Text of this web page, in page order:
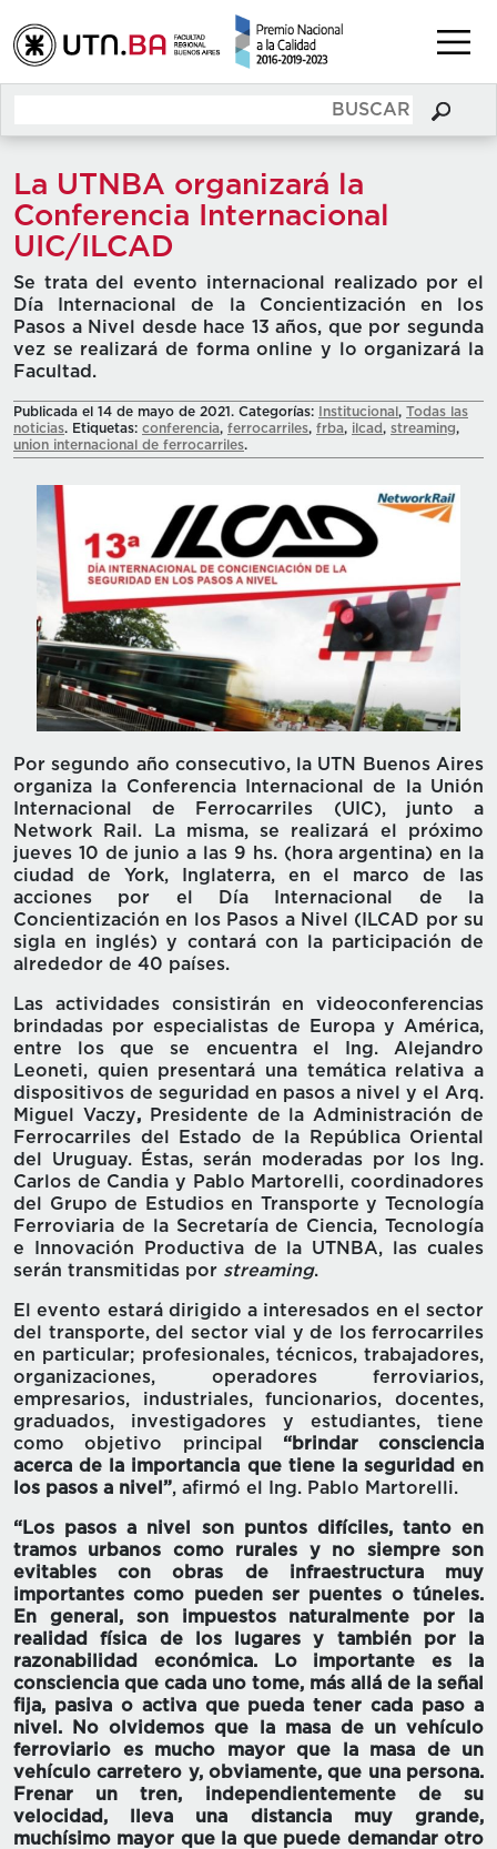
La UTNBA organizará la
Conferencia Internacional
UIC/ILCAD
Se trata del evento internacional realizado por el
Día Internacional de la Concientización en los
Pasos a Nivel desde hace 13 años, que por segunda
vez se realizará de forma online y lo organizará la
Facultad.
Publicada el 14 de mayo de 2021. Categorías: Institucional , Todas las
noticias. Etiquetas: conferencia, ferrocarriles, frba, ilcad, streaming,
union internacional de ferrocarriles.
Por segundo año consecutivo, la UTN Buenos Aires
organiza la Conferencia Internacional de la Unión
Internacional de Ferrocarriles (UIC), junto a
Network Rail. La misma, se realizará el próximo
jueves 10 de junio a las 9 hs. (hora argentina) en la
ciudad de York, Inglaterra, en el marco de las
acciones por el Día Internacional de la
Concientización en los Pasos a Nivel (ILCAD por su
sigla en inglés) y contará con la participación de
alrededor de 40 países.
Las actividades consistirán en videoconferencias
brindadas por especialistas de Europa y América,
entre los que se encuentra el Ing. Alejandro
Leoneti, quien presentará una temática relativa a
dispositivos de seguridad en pasos a nivel y el Arq.
Miguel Vaczy,
Presidente de la Administración de
Ferrocarriles del Estado de la República Oriental
del Uruguay. Éstas, serán moderadas por los Ing.
Carlos de Candia y Pablo Martorelli, coordinadores
del Grupo de Estudios en Transporte y Tecnología
Ferroviaria de la Secretaría de Ciencia, Tecnología
e Innovación Productiva de la UTNBA, las cuales
serán transmitidas por streaming.
El evento estará dirigido a interesados en el sector
del transporte, del sector vial y de los ferrocarriles
en particular; profesionales, técnicos, trabajadores,
organizaciones, operadores ferroviarios,
empresarios, industriales, funcionarios, docentes,
graduados, investigadores y estudiantes, tiene
como objetivo principal “brindar consciencia
acerca de la importancia que tiene la seguridad en
los pasos a nivel”, afirmó el Ing. Pablo Martorelli.
“Los pasos a nivel son puntos difíciles, tanto en
tramos urbanos como rurales y no siempre son
evitables con obras de infraestructura muy
importantes como pueden ser puentes o túneles.
En general, son impuestos naturalmente por la
realidad física de los lugares y también por la
razonabilidad económica. Lo importante es la
consciencia que cada uno tome, más allá de la señal
fija, pasiva o activa que pueda tener cada paso a
nivel. No olvidemos que la masa de un vehículo
ferroviario es mucho mayor que la masa de un
vehículo carretero y, obviamente, que una persona.
Frenar un tren, independientemente de su
velocidad, lleva una distancia muy grande,
muchísimo mayor que la que puede demandar otro